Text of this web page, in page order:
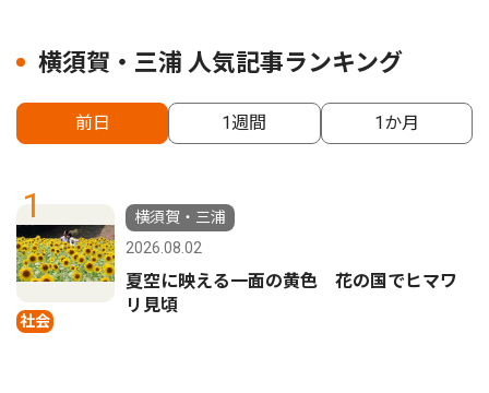
横須賀・三浦 人気記事ランキング
前日 1週間 1か月
1
社会
横須賀・三浦
2026.08.02
夏空に映える一面の黄色 花の国でヒマワ
リ見頃